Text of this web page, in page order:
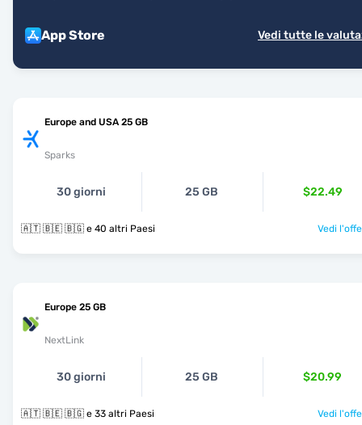
App Store Vedi tutte le
Europe and USA 25 GB
Sparks
30 giorni 25 GB $22.49
🇦🇹 🇧🇪 🇧🇬 e 40 altri Paesi Vedi
Europe 25 GB
NextLink
30 giorni 25 GB $20.99
🇦🇹 🇧🇪 🇧🇬 e 33 altri Paesi Vedi